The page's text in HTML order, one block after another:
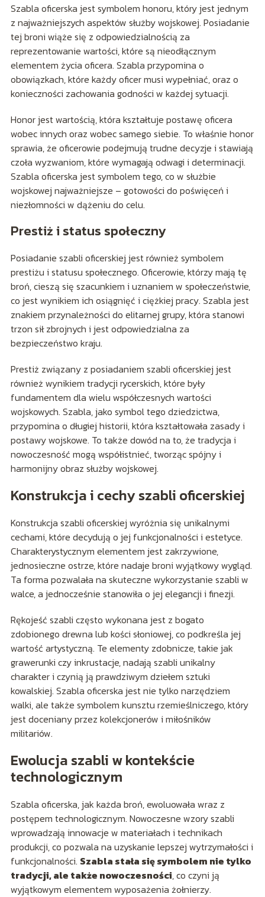
Szabla oficerska jest symbolem honoru, który jest jednym
z najważniejszych aspektów służby wojskowej. Posiadanie
tej broni wiąże się z odpowiedzialnością za
reprezentowanie wartości, które są nieodłącznym
elementem życia oficera. Szabla przypomina o
obowiązkach, które każdy oficer musi wypełniać, oraz o
konieczności zachowania godności w każdej sytuacji.
Honor jest wartością, która kształtuje postawę oficera
wobec innych oraz wobec samego siebie. To właśnie honor
sprawia, że oficerowie podejmują trudne decyzje i stawiają
czoła wyzwaniom, które wymagają odwagi i determinacji.
Szabla oficerska jest symbolem tego, co w służbie
wojskowej najważniejsze – gotowości do poświęceń i
niezłomności w dążeniu do celu.
Prestiż i status społeczny
Posiadanie szabli oficerskiej jest również symbolem
prestiżu i statusu społecznego. Oficerowie, którzy mają tę
broń, cieszą się szacunkiem i uznaniem w społeczeństwie,
co jest wynikiem ich osiągnięć i ciężkiej pracy. Szabla jest
znakiem przynależności do elitarnej grupy, która stanowi
trzon sił zbrojnych i jest odpowiedzialna za
bezpieczeństwo kraju.
Prestiż związany z posiadaniem szabli oficerskiej jest
również wynikiem tradycji rycerskich, które były
fundamentem dla wielu współczesnych wartości
wojskowych. Szabla, jako symbol tego dziedzictwa,
przypomina o długiej historii, która kształtowała zasady i
postawy wojskowe. To także dowód na to, że tradycja i
nowoczesność mogą współistnieć, tworząc spójny i
harmonijny obraz służby wojskowej.
Konstrukcja i cechy szabli oficerskiej
Konstrukcja szabli oficerskiej wyróżnia się unikalnymi
cechami, które decydują o jej funkcjonalności i estetyce.
Charakterystycznym elementem jest zakrzywione,
jednosieczne ostrze, które nadaje broni wyjątkowy wygląd.
Ta forma pozwalała na skuteczne wykorzystanie szabli w
walce, a jednocześnie stanowiła o jej elegancji i finezji.
Rękojeść szabli często wykonana jest z bogato
zdobionego drewna lub kości słoniowej, co podkreśla jej
wartość artystyczną. Te elementy zdobnicze, takie jak
grawerunki czy inkrustacje, nadają szabli unikalny
charakter i czynią ją prawdziwym dziełem sztuki
kowalskiej. Szabla oficerska jest nie tylko narzędziem
walki, ale także symbolem kunsztu rzemieślniczego, który
jest doceniany przez kolekcjonerów i miłośników
militariów.
Ewolucja szabli w kontekście
technologicznym
Szabla oficerska, jak każda broń, ewoluowała wraz z
postępem technologicznym. Nowoczesne wzory szabli
wprowadzają innowacje w materiałach i technikach
produkcji, co pozwala na uzyskanie lepszej wytrzymałości i
funkcjonalności. Szabla stała się symbolem nie tylko
tradycji, ale także nowoczesności, co czyni ją
wyjątkowym elementem wyposażenia żołnierzy.